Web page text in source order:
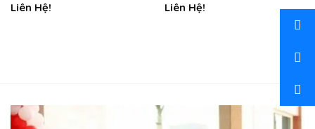
Liên Hệ! Liên Hệ!